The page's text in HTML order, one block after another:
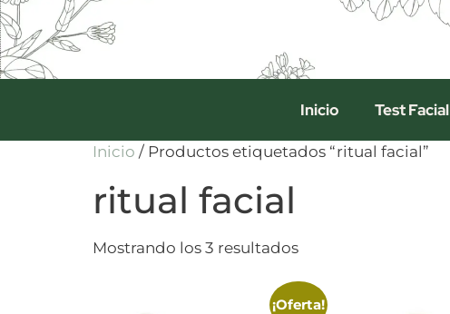
Inicio Test Facial
Inicio / Productos etiquetados “ritual facial”
ritual facial
Mostrando los 3 resultados
¡Oferta!